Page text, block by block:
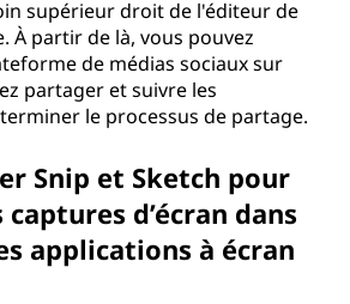
supérieur droit de l'éditeur de
À partir de là, vous pouvez
de médias sociaux sur
partager et suivre les
le processus de partage.
Snip et Sketch pour
d’écran dans
applications à écran